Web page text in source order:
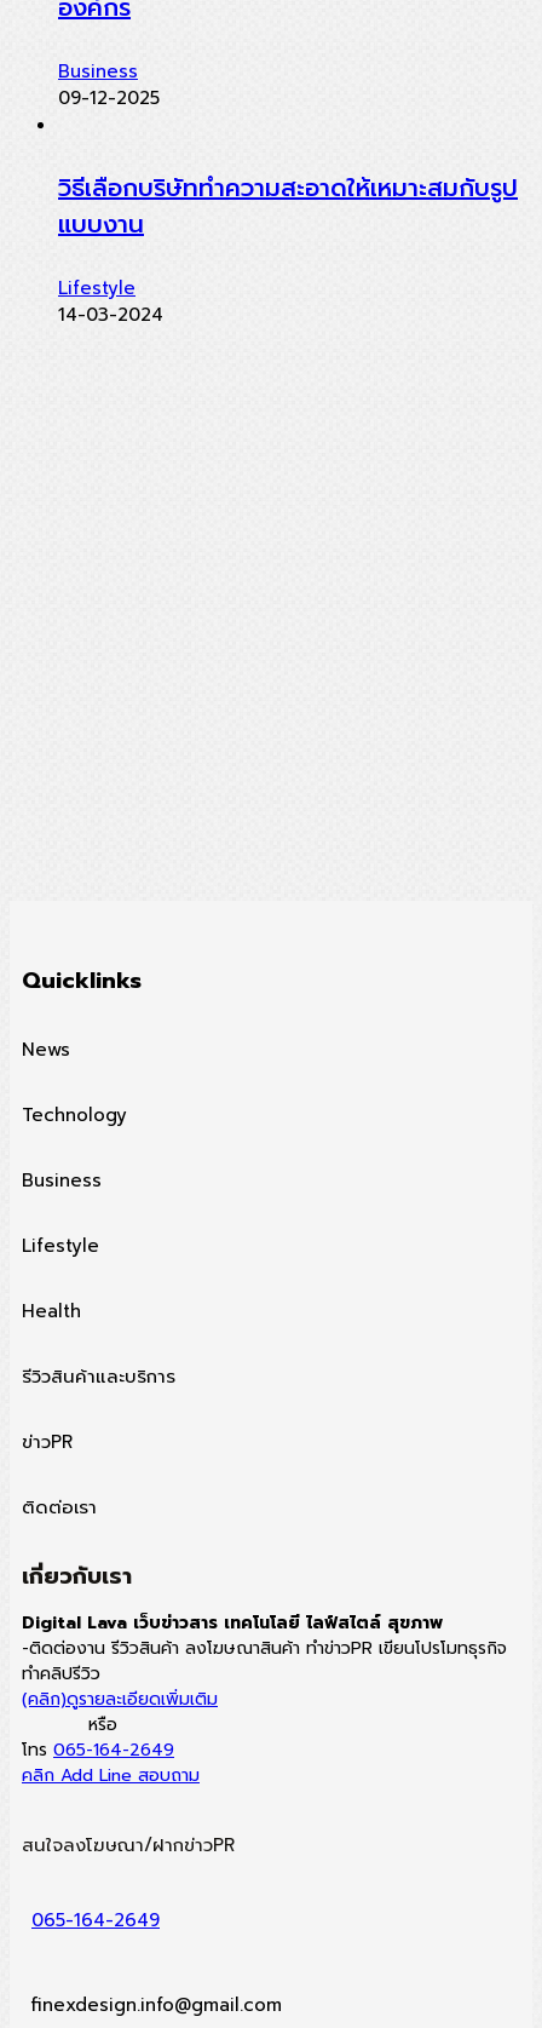
องค์กร
Business
09-12-2025
วิธีเลือกบริษัททำความสะอาดให้เหมาะสมกับรูป
แบบงาน
Lifestyle
14-03-2024
Quicklinks
News
Technology
Business
Lifestyle
Health
รีวิวสินค้าและบริการ
ข่าวPR
ติดต่อเรา
เกี่ยวกับเรา
Digital Lava เว็บข่าวสาร เทคโนโลยี ไลฟ์สไตล์ สุขภาพ
-ติดต่องาน รีวิวสินค้า ลงโฆษณาสินค้า ทำข่าวPR เขียนโปรโมทธุรกิจ
ทำคลิปรีวิว
(คลิก)ดูรายละเอียดเพิ่มเติม
หรือ
โทร 065-164-2649
คลิก Add Line สอบถาม
สนใจลงโฆษณา/ฝากข่าวPR
065-164-2649
finexdesign.info@gmail.com